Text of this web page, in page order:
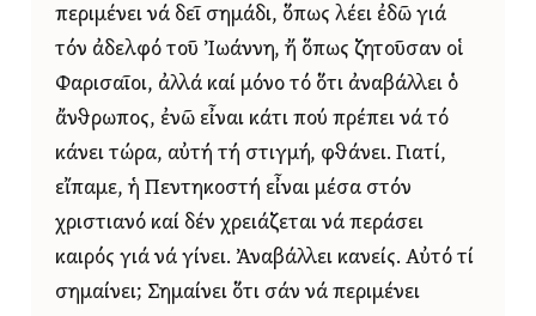
περιμένει νά δεῖ σημάδι, ὅπως λέει ἐδῶ γιά
τόν ἀδελφό τοῦ Ἰωάννη, ἤ ὅπως ζητοῦσαν οἱ
Φαρισαῖοι, ἀλλά καί μόνο τό ὅτι ἀναβάλλει ὁ
ἄνθρωπος, ἐνῶ εἶναι κάτι πού πρέπει νά τό
κάνει τώρα, αὐτή τή στιγμή, φθάνει. Γιατί,
εἴπαμε, ἡ Πεντηκοστή εἶναι μέσα στόν
χριστιανό καί δέν χρειάζεται νά περάσει
καιρός γιά νά γίνει. Ἀναβάλλει κανείς. Αὐτό τί
σημαίνει; Σημαίνει ὅτι σάν νά περιμένει